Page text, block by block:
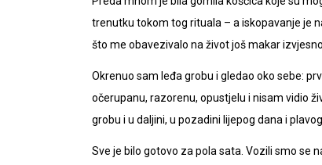
trenutku tokom tog rituala – a iskopavanje je
što me obavezivalo na život još makar
Okrenuo sam leđa grobu i gledao oko sebe:
očerupanu, razorenu, opustjelu i nisam vidio
grobu i u daljini, u pozadini lijepog dana i
Sve je bilo gotovo za pola sata. Vozili smo se